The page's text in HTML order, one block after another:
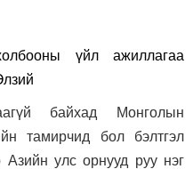
үйл ажиллагаа
байхад Монголын
тамирчид бол бэлтгэл
Азийн улс орнууд руу нэг